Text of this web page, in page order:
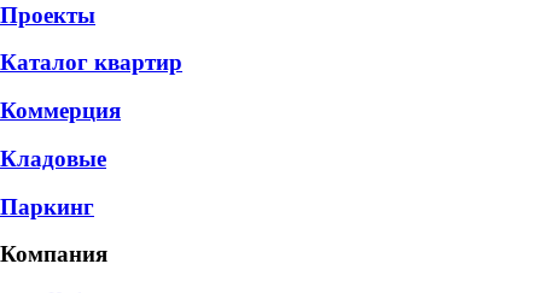
Проекты
Каталог квартир
Коммерция
Кладовые
Паркинг
Компания